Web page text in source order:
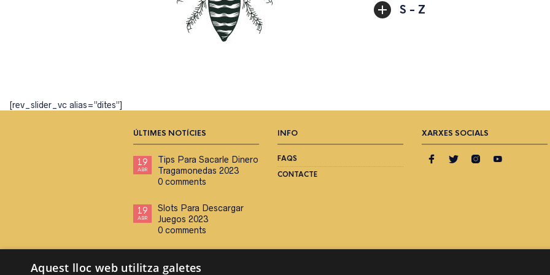
S - Z
[rev_slider_vc alias=”dites”]
ÚLTIMES NOTÍCIES
19
ABR
Tips Para Sacarle Dinero
Tragamonedas 2023
0 comments
19
ABR
Slots Para Descargar
Juegos 2023
0 comments
ABR
Tragaperras Online 2023
INFO
FAQS
CONTACTE
XARXES SOCIALS
Aquest lloc web utilitza galetes